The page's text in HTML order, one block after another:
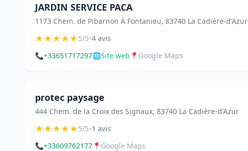
JARDIN SERVICE PACA
1173 Chem. de Pibarnon À Fontanieu, 83740 La Cadière-d'Azur
★★★★★5/5•4 avis
📞+33651717297🌐Site web 📍 Google Maps
protec paysage
444 Chem. de la Croix des Signaux, 83740 La Cadière-d'Azur
★★★★★5/5•1 avis
📞+33609762177 📍 Google Maps